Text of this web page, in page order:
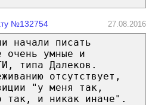
№132754 27.08.2016
начали писать
очень умные и
типа Далеков.
отсутствует,
"у меня так,
так, и никак иначе".